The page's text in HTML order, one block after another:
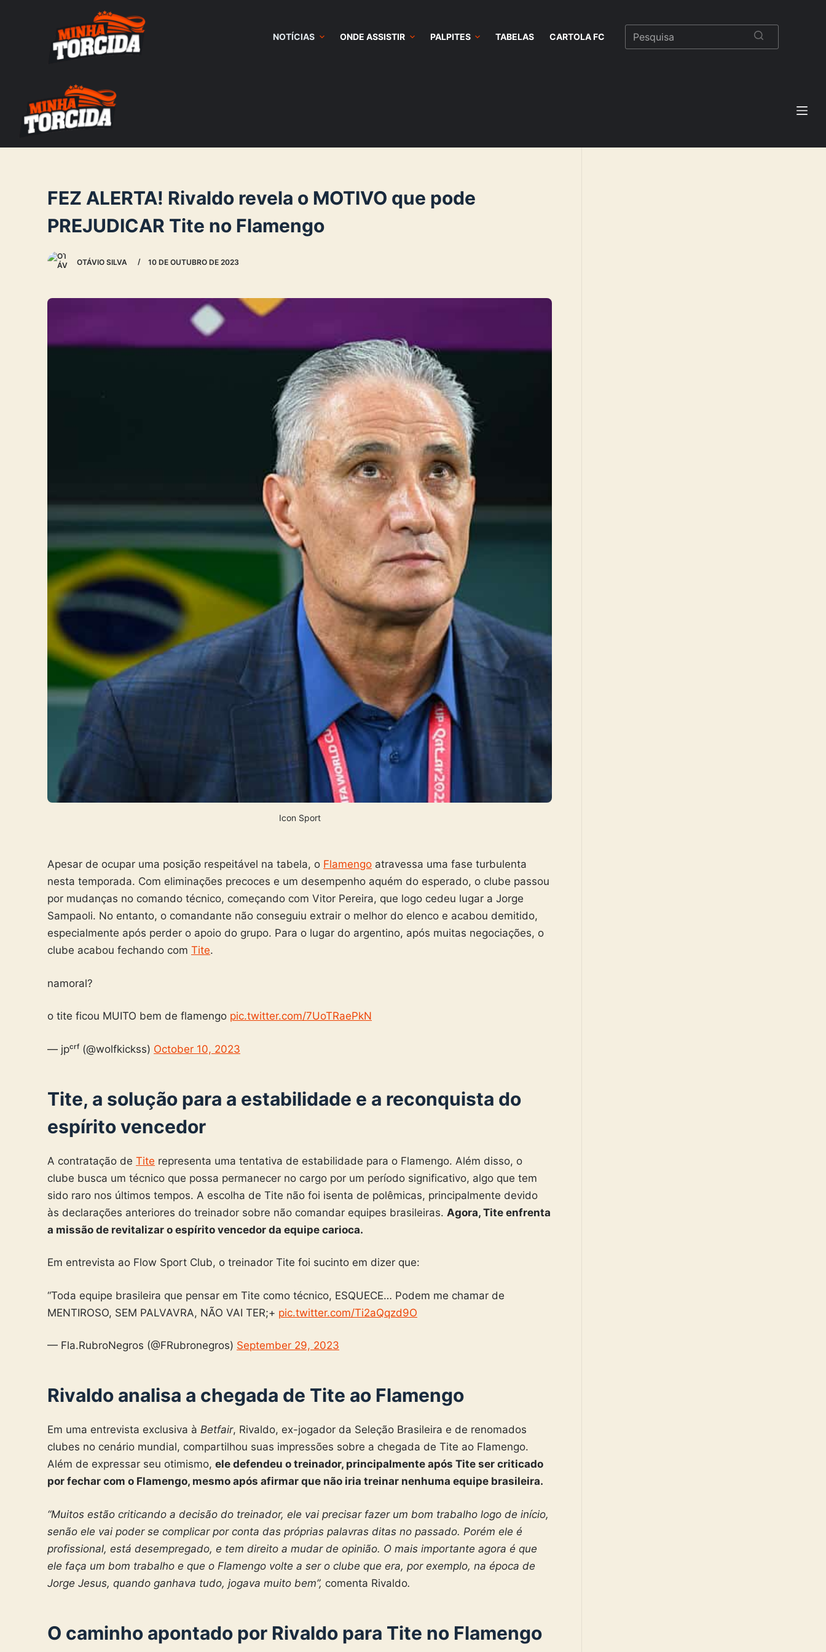
NOTÍCIAS ONDE ASSISTIR PALPITES TABELAS CARTOLA FC
FEZ ALERTA! Rivaldo revela o MOTIVO que pode
PREJUDICAR Tite no Flamengo
OTÁVIO SILVA 10 DE OUTUBRO DE 2023
Icon Sport
Apesar de ocupar uma posição respeitável na tabela, o Flamengo atravessa uma fase turbulenta
nesta temporada. Com eliminações precoces e um desempenho aquém do esperado, o clube passou
por mudanças no comando técnico, começando com Vitor Pereira, que logo cedeu lugar a Jorge
Sampaoli. No entanto, o comandante não conseguiu extrair o melhor do elenco e acabou demitido,
especialmente após perder o apoio do grupo. Para o lugar do argentino, após muitas negociações, o
clube acabou fechando com Tite.
namoral?
o tite ficou MUITO bem de flamengo pic.twitter.com/7UoTRaePkN
— jpᶜʳᶠ (@wolfkickss) October 10, 2023
Tite, a solução para a estabilidade e a reconquista do
espírito vencedor
A contratação de Tite representa uma tentativa de estabilidade para o Flamengo. Além disso, o
clube busca um técnico que possa permanecer no cargo por um período significativo, algo que tem
sido raro nos últimos tempos. A escolha de Tite não foi isenta de polêmicas, principalmente devido
às declarações anteriores do treinador sobre não comandar equipes brasileiras. Agora, Tite enfrenta
a missão de revitalizar o espírito vencedor da equipe carioca.
Em entrevista ao Flow Sport Club, o treinador Tite foi sucinto em dizer que:
“Toda equipe brasileira que pensar em Tite como técnico, ESQUECE… Podem me chamar de
MENTIROSO, SEM PALVAVRA, NÃO VAI TER;+ pic.twitter.com/Ti2aQqzd9O
— Fla.RubroNegros (@FRubronegros) September 29, 2023
Rivaldo analisa a chegada de Tite ao Flamengo
Em uma entrevista exclusiva à Betfair, Rivaldo, ex-jogador da Seleção Brasileira e de renomados
clubes no cenário mundial, compartilhou suas impressões sobre a chegada de Tite ao Flamengo.
Além de expressar seu otimismo, ele defendeu o treinador, principalmente após Tite ser criticado
por fechar com o Flamengo, mesmo após afirmar que não iria treinar nenhuma equipe brasileira.
“Muitos estão criticando a decisão do treinador, ele vai precisar fazer um bom trabalho logo de início,
senão ele vai poder se complicar por conta das próprias palavras ditas no passado. Porém ele é
profissional, está desempregado, e tem direito a mudar de opinião. O mais importante agora é que
ele faça um bom trabalho e que o Flamengo volte a ser o clube que era, por exemplo, na época de
Jorge Jesus, quando ganhava tudo, jogava muito bem”, comenta Rivaldo.
O caminho apontado por Rivaldo para Tite no Flamengo